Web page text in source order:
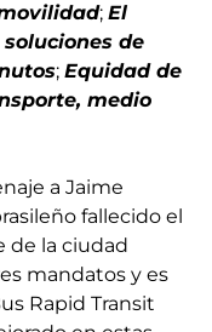
; El
de
; Equidad de
medio
a Jaime
fallecido el
de la ciudad
mandatos y es
Rapid Transit